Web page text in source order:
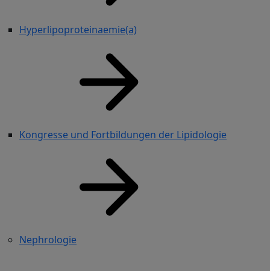
Hyperlipoproteinaemie(a)
Kongresse und Fortbildungen der Lipidologie
Nephrologie